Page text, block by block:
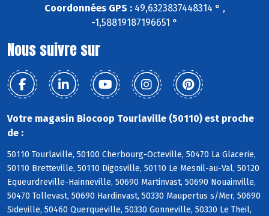
Coordonnées GPS :49,6323837448314 ° ,
-1,58819187196651 °
Nous suivre sur
Votre magasin Biocoop Tourlaville (50110) est proche
de :
50110 Tourlaville, 50100 Cherbourg-Octeville, 50470 La Glacerie,
50110 Bretteville, 50110 Digosville, 50110 Le Mesnil-au-Val, 50120
Equeurdreville-Hainneville, 50690 Martinvast, 50690 Nouainville,
50470 Tollevast, 50690 Hardinvast, 50330 Maupertus s/Mer, 50690
Sideville, 50460 Querqueville, 50330 Gonneville, 50330 Le Theil,